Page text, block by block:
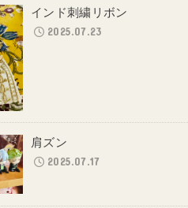
インド刺繍リボン
2025.07.23
肩ズン
2025.07.17